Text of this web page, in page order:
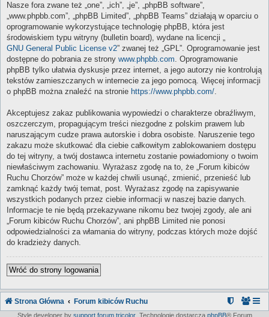
Nasze fora zwane też „one”, „ich”, „je”, „phpBB software”,
„www.phpbb.com”, „phpBB Limited”, „phpBB Teams” działają w oparciu o
oprogramowanie wykorzystujące technologię phpBB, która jest
środowiskiem typu witryny (bulletin board), wydane na licencji „
GNU General Public License v2” zwanej też „GPL”. Oprogramowanie jest
dostępne do pobrania ze strony www.phpbb.com. Oprogramowanie
phpBB tylko ułatwia dyskusje przez internet, a jego autorzy nie kontrolują
tekstów zamieszczanych w internecie za jego pomocą. Więcej informacji
o phpBB można znaleźć na stronie https://www.phpbb.com/.
Akceptujesz zakaz publikowania wypowiedzi o charakterze obraźliwym,
oszczerczym, propagującym treści niezgodne z polskim prawem lub
naruszającym cudze prawa autorskie i dobra osobiste. Naruszenie tego
zakazu może skutkować dla ciebie całkowitym zablokowaniem dostępu
do tej witryny, a twój dostawca internetu zostanie powiadomiony o twoim
niewłaściwym zachowaniu. Wyrażasz zgodę na to, że „Forum kibiców
Ruchu Chorzów” może w każdej chwili usunąć, zmienić, przenieść lub
zamknąć każdy twój temat, post. Wyrażasz zgodę na zapisywanie
wszystkich podanych przez ciebie informacji w naszej bazie danych.
Informacje te nie będą przekazywane nikomu bez twojej zgody, ale ani
„Forum kibiców Ruchu Chorzów”, ani phpBB Limited nie ponosi
odpowiedzialności za włamania do witryny, podczas których może dojść
do kradzieży danych.
Wróć do strony logowania
Strona Główna Forum kibiców Ruchu
Style developer by support forum tricolor, Technologię dostarcza phpBB® Forum